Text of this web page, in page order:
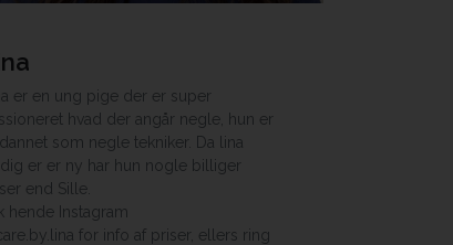
er en ung pige der er super
hvad der angår negle, hun er
som negle tekniker. Da lina
er er ny har hun nogle billiger
end Sille.
hende Instagram
for info af priser, ellers ring